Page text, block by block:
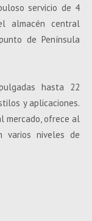
servicio de 4
almacén central
de Península
hasta 22
y aplicaciones.
mercado, ofrece al
varios niveles de